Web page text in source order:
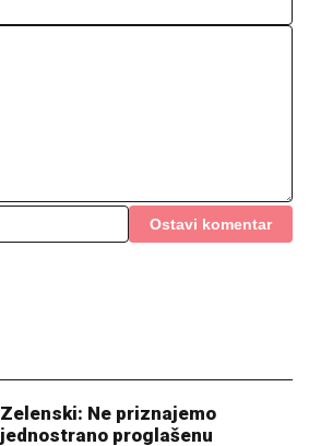
Ostavi komentar
Zelenski: Ne priznajemo
jednostrano proglašenu